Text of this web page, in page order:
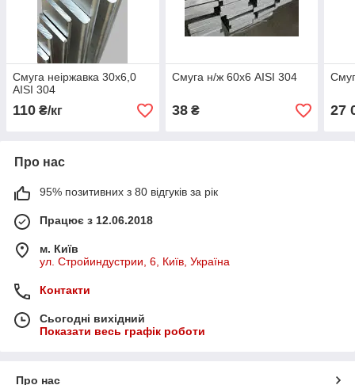
Смуга неіржавка 30х6,0
AISI 304
110 ₴/кг
Смуга н/ж 60х6 AISI 304
38₴ 27
Про нас
95% позитивних з 80 відгуків за рік
Працює з 12.06.2018
м. Київ
ул. Стройиндустрии, 6, Київ, Україна
Контакти
Сьогодні вихідний
Показати весь графік роботи
Про нас